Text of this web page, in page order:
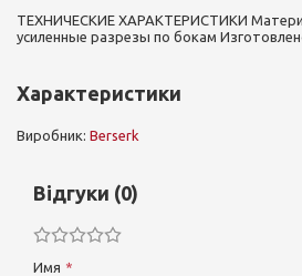
ТЕХНИЧЕСКИЕ ХАРАКТЕРИСТИКИ
усиленные разрезы по бокам
Характеристики
Виробник: Berserk
Відгуки (0)
Имя